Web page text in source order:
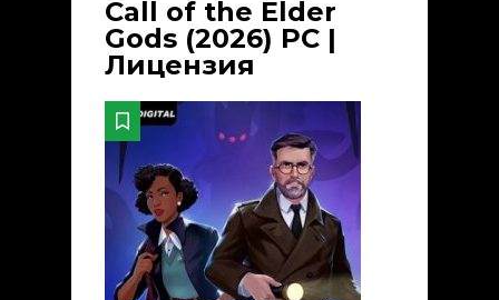
Call of the Elder
Gods (2026) PC |
Лицензия